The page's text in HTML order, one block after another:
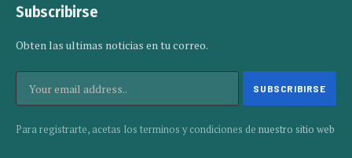
Subscribirse
Obten las ultimas noticias en tu correo.
Para registrarte, acetas los terminos y condiciones de nuestro sitio web